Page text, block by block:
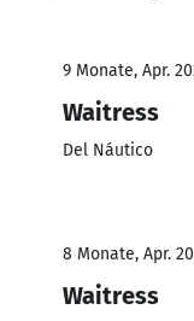
9 Monate, Apr.
Waitress
Del Náutico
8 Monate, Apr.
Waitress